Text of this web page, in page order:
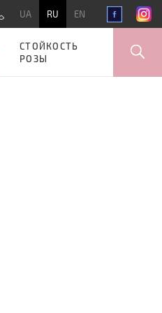
UA RU EN
СТОЙКОСТЬ
РОЗЫ